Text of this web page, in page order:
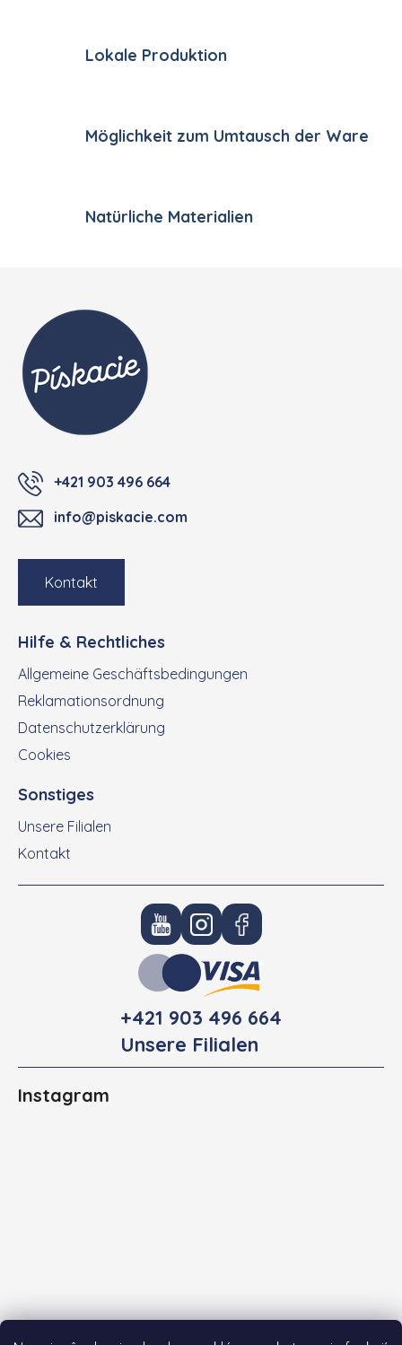
Lokale Produktion
Möglichkeit zum Umtausch der Ware
Natürliche Materialien
+421 903 496 664
info@piskacie.com
Kontakt
Hilfe & Rechtliches
Allgemeine Geschäftsbedingungen
Reklamationsordnung
Datenschutzerklärung
Cookies
Sonstiges
Unsere Filialen
Kontakt
+421 903 496 664
Unsere Filialen
Instagram